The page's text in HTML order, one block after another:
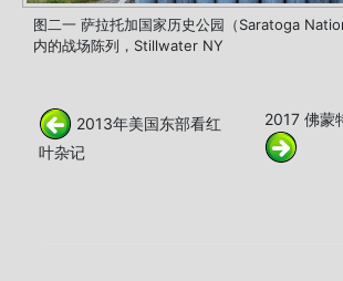
图二一 萨拉托加国家历史公园（Saratoga
内的战场陈列，Stillwater NY
2013年美国东部看红
叶杂记
2017 佛蒙